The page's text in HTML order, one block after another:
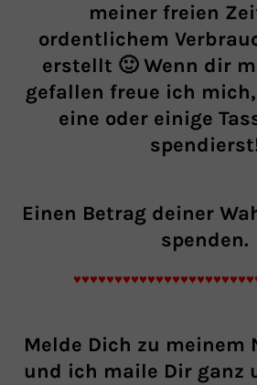
meiner freien
ordentlichem
erstellt 🙂 Wenn dir
gefallen freue ich
eine oder einige
Einen Betrag deiner
spenden.
Melde Dich zu meinem
und ich maile Dir ganz